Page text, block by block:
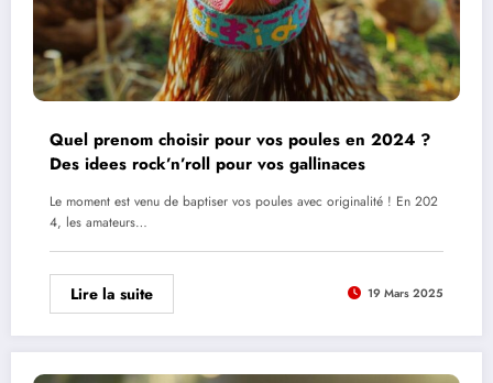
Quel prenom choisir pour vos poules en 2024 ?
Des idees rock’n’roll pour vos gallinaces
Le moment est venu de baptiser vos poules avec originalité ! En 202
4, les amateurs…
Lire la suite 19 Mars 2025